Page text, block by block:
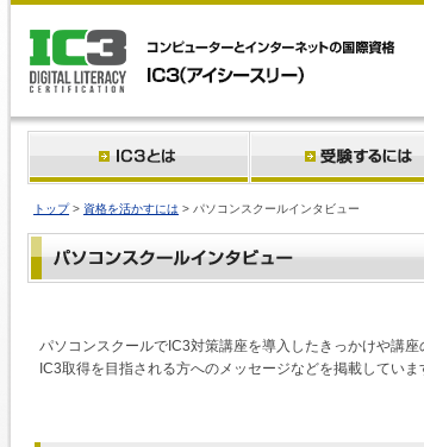
トップ> 資格を活かすには > パソコンスクールインタビュー
パソコンスクールでIC3対策講座を導入したきっかけや講座
IC3取得を目指される方へのメッセージなどを掲載していま